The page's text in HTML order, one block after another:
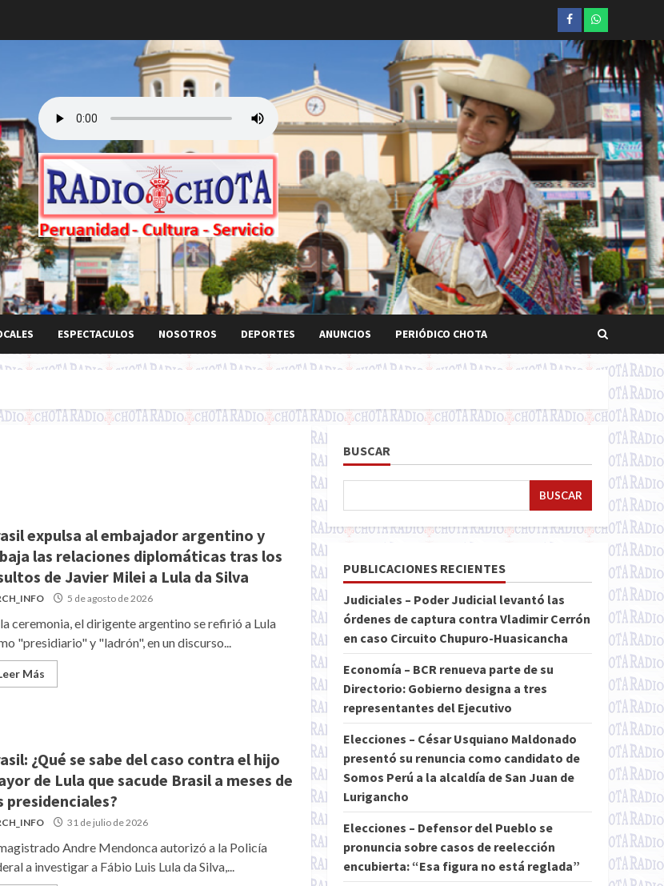
Facebookwhatsapp
ESPECTACULOS NOSOTROS DEPORTES ANUNCIOS PERIÓDICO CHOTA
expulsa al embajador argentino y
las relaciones diplomáticas tras los
de Javier Milei a Lula da Silva
5 de agosto de 2026
la ceremonia, el dirigente argentino se refirió a Lula
"presidiario" y "ladrón", en un discurso...
Más
¿Qué se sabe del caso contra el hijo
de Lula que sacude Brasil a meses de
presidenciales?
31 de julio de 2026
Andre Mendonca autorizó a la Policía
a investigar a Fábio Luis Lula da Silva,...
BUSCAR
BUSCAR
PUBLICACIONES RECIENTES
Judiciales – Poder Judicial levantó las
órdenes de captura contra Vladimir Cerrón
en caso Circuito Chupuro-Huasicancha
Economía – BCR renueva parte de su
Directorio: Gobierno designa a tres
representantes del Ejecutivo
Elecciones – César Usquiano Maldonado
presentó su renuncia como candidato de
Somos Perú a la alcaldía de San Juan de
Lurigancho
Elecciones – Defensor del Pueblo se
pronuncia sobre casos de reelección
encubierta: “Esa figura no está reglada”